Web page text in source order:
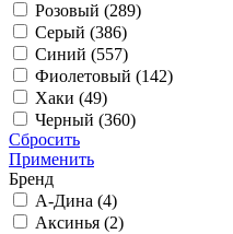
Розовый (289)
Серый (386)
Синий (557)
Фиолетовый (142)
Хаки (49)
Черный (360)
Сбросить
Применить
Бренд
А-Дина (4)
Аксинья (2)